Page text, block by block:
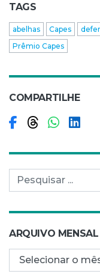
TAGS
abelhas Capes
Prêmio Capes
COMPARTILHE
Pesquisar por:
ARQUIVO MENSAL
Arquivo mensal